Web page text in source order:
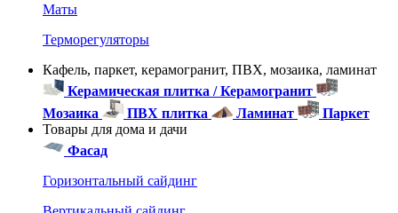
Маты
Терморегуляторы
Кафель, паркет, керамогранит, ПВХ, мозаика, ламинат
Керамическая плитка / Керамогранит
Мозаика
ПВХ плитка Ламинат
Паркет
Товары для дома и дачи
Фасад
Горизонтальный сайдинг